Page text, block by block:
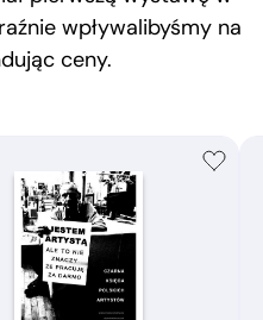
wpływalibyśmy na
ceny.